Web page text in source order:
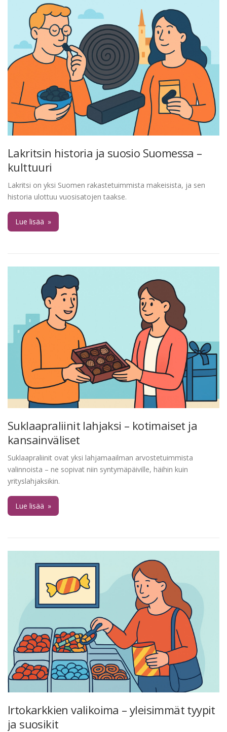
Lakritsin historia ja suosio Suomessa –
kulttuuri
Lakritsi on yksi Suomen rakastetuimmista makeisista, ja sen
historia ulottuu vuosisatojen taakse.
Lue lisää »
Suklaapraliinit lahjaksi – kotimaiset ja
kansainväliset
Suklaapraliinit ovat yksi lahjamaailman arvostetuimmista
valinnoista – ne sopivat niin syntymäpäiville, häihin kuin
yrityslahjaksikin.
Lue lisää »
Irtokarkkien valikoima – yleisimmät tyypit
ja suosikit